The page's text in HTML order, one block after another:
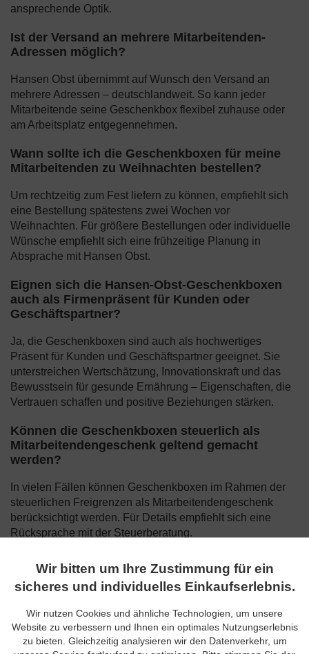
ansprechende Optik.
Ist der Versand an mehrere Mitarbeitenden-
Adressen möglich?
Hansen Obst übernimmt auf Wunsch den Versand an
mehrere Adressen – deutschlandweit. So kann jeder
Mitarbeitende seine Geschenkbox flexibel zuhause oder
am Arbeitsplatz entgegennehmen.
Wann sollte ich die Geschenkboxen für meine
Mitarbeitenden zu Weihnachten bestellen?
Um rechtzeitig zum Fest liefern zu können, empfiehlt sich
eine Bestellung spätestens zwei Wochen vor
Weihnachten. Für größere Bestellungen oder individuelle
Wünsche empfiehlt sich eine frühzeitige Planung in
Absprache mit Hansen Obst.
Eignen sich die Hansen-Obst-Geschenkboxen
auch als Firmenpräsent für Kunden oder
Geschäftspartner?
Ja, die Geschenkboxen sind auch als hochwertiges
Präsent für Kunden und Geschäftspartner geeignet. Sie
unterstreichen Wertschätzung, Innovationskraft und das
Bewusstsein für gesunde Ernährung – Eigenschaften, die
Vertrauen schaffen und positive Beziehungen stärken.
Können die Geschenkboxen steuerlich als
Mitarbeitendengeschenk geltend gemacht
werden?
In vielen Fällen können Geschenkboxen im Rahmen der
steuerlichen Freigrenzen als Mitarbeitendengeschenk
berücksichtigt werden. Für Details empfiehlt sich eine
Rücksprache mit der Steuerberatung.
Kann ich Geschenkboxen auch für die
Weihnachtsfeier im Büro bestellen?
– ideal für Weihnachtsfeiern oder als Aufmerksamkeit im
Arbeitsalltag. Die ansprechende Präsentation schafft
festliche Atmosphäre und unterstützt das Miteinander im
Wir bitten um Ihre Zustimmung für ein
sicheres und individuelles Einkaufserlebnis.
Wir nutzen Cookies und ähnliche Technologien, um unsere
Website zu verbessern und Ihnen ein optimales Nutzungserlebnis
zu bieten. Gleichzeitig analysieren wir den Datenverkehr, um